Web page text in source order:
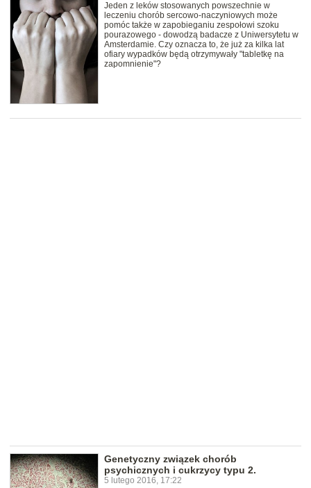
Jeden z leków stosowanych powszechnie w
leczeniu chorób sercowo-naczyniowych może
pomóc także w zapobieganiu zespołowi szoku
pourazowego - dowodzą badacze z Uniwersytetu w
Amsterdamie. Czy oznacza to, że już za kilka lat
ofiary wypadków będą otrzymywały "tabletkę na
zapomnienie"?
Genetyczny związek chorób
psychicznych i cukrzycy typu 2.
5 lutego 2016, 17:22